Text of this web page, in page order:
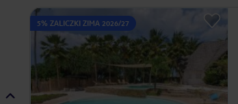
5% ZALICZKI ZIMA 2026/27